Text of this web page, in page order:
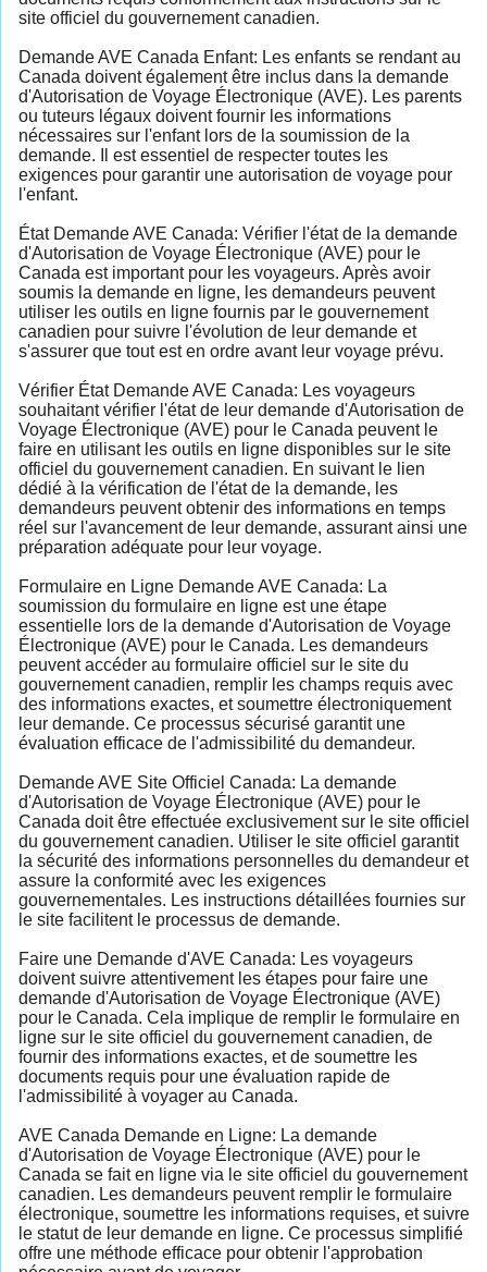
site officiel du gouvernement canadien.
Demande AVE Canada Enfant: Les enfants se rendant au
Canada doivent également être inclus dans la demande
d'Autorisation de Voyage Électronique (AVE). Les parents
ou tuteurs légaux doivent fournir les informations
nécessaires sur l'enfant lors de la soumission de la
demande. Il est essentiel de respecter toutes les
exigences pour garantir une autorisation de voyage pour
l'enfant.
État Demande AVE Canada: Vérifier l'état de la demande
d'Autorisation de Voyage Électronique (AVE) pour le
Canada est important pour les voyageurs. Après avoir
soumis la demande en ligne, les demandeurs peuvent
utiliser les outils en ligne fournis par le gouvernement
canadien pour suivre l'évolution de leur demande et
s'assurer que tout est en ordre avant leur voyage prévu.
Vérifier État Demande AVE Canada: Les voyageurs
souhaitant vérifier l'état de leur demande d'Autorisation de
Voyage Électronique (AVE) pour le Canada peuvent le
faire en utilisant les outils en ligne disponibles sur le site
officiel du gouvernement canadien. En suivant le lien
dédié à la vérification de l'état de la demande, les
demandeurs peuvent obtenir des informations en temps
réel sur l'avancement de leur demande, assurant ainsi une
préparation adéquate pour leur voyage.
Formulaire en Ligne Demande AVE Canada: La
soumission du formulaire en ligne est une étape
essentielle lors de la demande d'Autorisation de Voyage
Électronique (AVE) pour le Canada. Les demandeurs
peuvent accéder au formulaire officiel sur le site du
gouvernement canadien, remplir les champs requis avec
des informations exactes, et soumettre électroniquement
leur demande. Ce processus sécurisé garantit une
évaluation efficace de l'admissibilité du demandeur.
Demande AVE Site Officiel Canada: La demande
d'Autorisation de Voyage Électronique (AVE) pour le
Canada doit être effectuée exclusivement sur le site officiel
du gouvernement canadien. Utiliser le site officiel garantit
la sécurité des informations personnelles du demandeur et
assure la conformité avec les exigences
gouvernementales. Les instructions détaillées fournies sur
le site facilitent le processus de demande.
Faire une Demande d'AVE Canada: Les voyageurs
doivent suivre attentivement les étapes pour faire une
demande d'Autorisation de Voyage Électronique (AVE)
pour le Canada. Cela implique de remplir le formulaire en
ligne sur le site officiel du gouvernement canadien, de
fournir des informations exactes, et de soumettre les
documents requis pour une évaluation rapide de
l'admissibilité à voyager au Canada.
AVE Canada Demande en Ligne: La demande
d'Autorisation de Voyage Électronique (AVE) pour le
Canada se fait en ligne via le site officiel du gouvernement
canadien. Les demandeurs peuvent remplir le formulaire
électronique, soumettre les informations requises, et suivre
le statut de leur demande en ligne. Ce processus simplifié
offre une méthode efficace pour obtenir l'approbation